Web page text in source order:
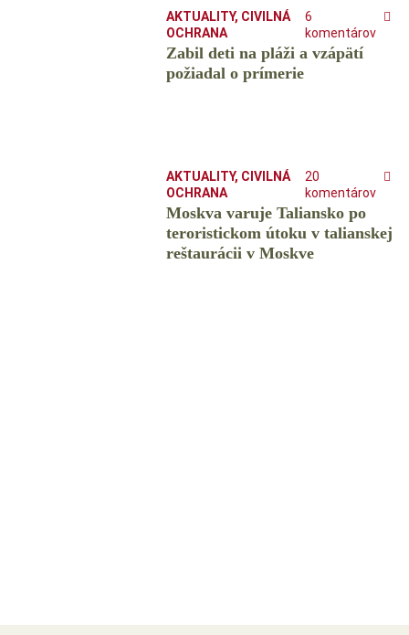
AKTUALITY, CIVILNÁ
OCHRANA
6
komentárov
Zabil deti na pláži a vzápätí
požiadal o prímerie
AKTUALITY, CIVILNÁ
OCHRANA
20
komentárov
Moskva varuje Taliansko po
teroristickom útoku v talianskej
reštaurácii v Moskve